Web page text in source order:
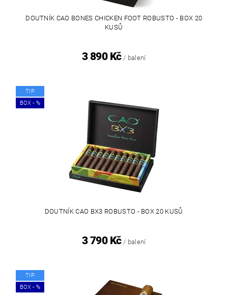
DOUTNÍK CAO BONES CHICKEN FOOT ROBUSTO - BOX 20
KUSŮ
3 890 Kč / balení
TIP
BOX - %
DOUTNÍK CAO BX3 ROBUSTO - BOX 20 KUSŮ
3 790 Kč / balení
TIP
BOX - %